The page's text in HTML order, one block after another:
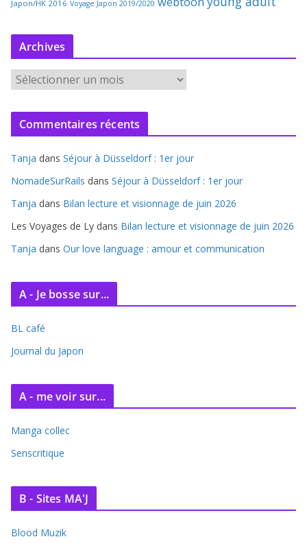
Japon/HK 2016 Voyage Japon 2019/2020
Archives
r
c
v
e
Commentaires récents
Tanja dans Séjour à Düsseldorf : 1er jour
NomadeSurRails dans Séjour à Düsseldorf : 1er jour
Tanja dans Bilan lecture et visionnage de juin 2026
Les Voyages de Ly dans Bilan lecture et visionnage de juin 2026
Tanja dans Our love language : amour et communication
A - Je bosse sur...
BL café
Journal du Japon
A - me voir sur...
Manga collec
Senscritique
B - Sites MA'J
Blood Muzik